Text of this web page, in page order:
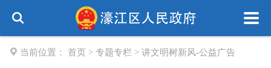
当前位置： 首页 > 专题专栏 > 讲文明树新风-公益广告